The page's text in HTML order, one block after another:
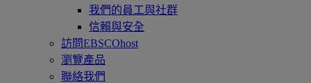
我們的員工與社群
信賴與安全
訪問EBSCOhost
瀏覽產品
聯絡我們